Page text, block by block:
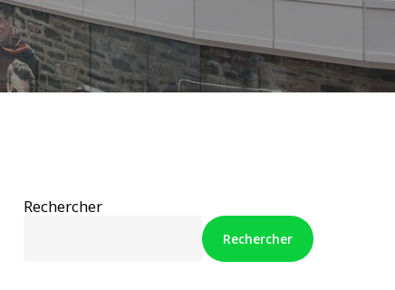
Rechercher
Rechercher